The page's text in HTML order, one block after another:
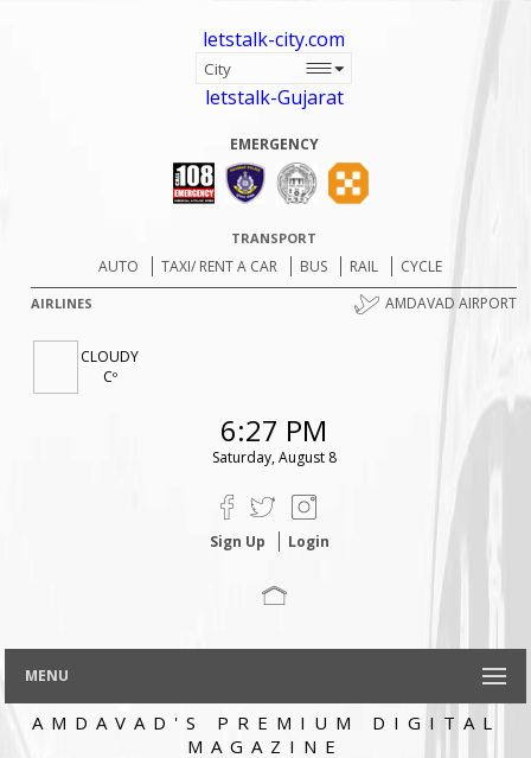
letstalk-city.com
letstalk-Gujarat
EMERGENCY
TRANSPORT
AUTO TAXI/ RENT A CAR BUS RAIL CYCLE
AIRLINES AMDAVAD AIRPORT
CLOUDY
Cº
6:27 PM
Saturday, August 8
Sign Up Login
MENU
AMDAVAD'S PREMIUM DIGITAL
MAGAZINE